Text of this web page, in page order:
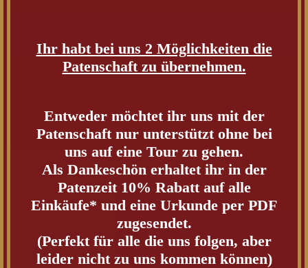
Ihr habt bei uns 2 Möglichkeiten die
Patenschaft zu übernehmen.
Entweder möchtet ihr uns mit der
Patenschaft nur unterstützt ohne bei
uns auf eine Tour zu gehen.
Als Dankeschön erhaltet ihr in der
Patenzeit 10% Rabatt auf alle
Einkäufe* und eine Urkunde per PDF
zugesendet.
(Perfekt für alle die uns folgen, aber
leider nicht zu uns kommen können)